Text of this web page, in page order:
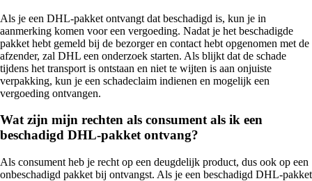
Als je een DHL-pakket ontvangt dat beschadigd is, kun je in
aanmerking komen voor een vergoeding. Nadat je het beschadigde
pakket hebt gemeld bij de bezorger en contact hebt opgenomen met de
afzender, zal DHL een onderzoek starten. Als blijkt dat de schade
tijdens het transport is ontstaan en niet te wijten is aan onjuiste
verpakking, kun je een schadeclaim indienen en mogelijk een
vergoeding ontvangen.
Wat zijn mijn rechten als consument als ik een
beschadigd DHL-pakket ontvang?
Als consument heb je recht op een deugdelijk product, dus ook op een
onbeschadigd pakket bij ontvangst. Als je een beschadigd DHL-pakket